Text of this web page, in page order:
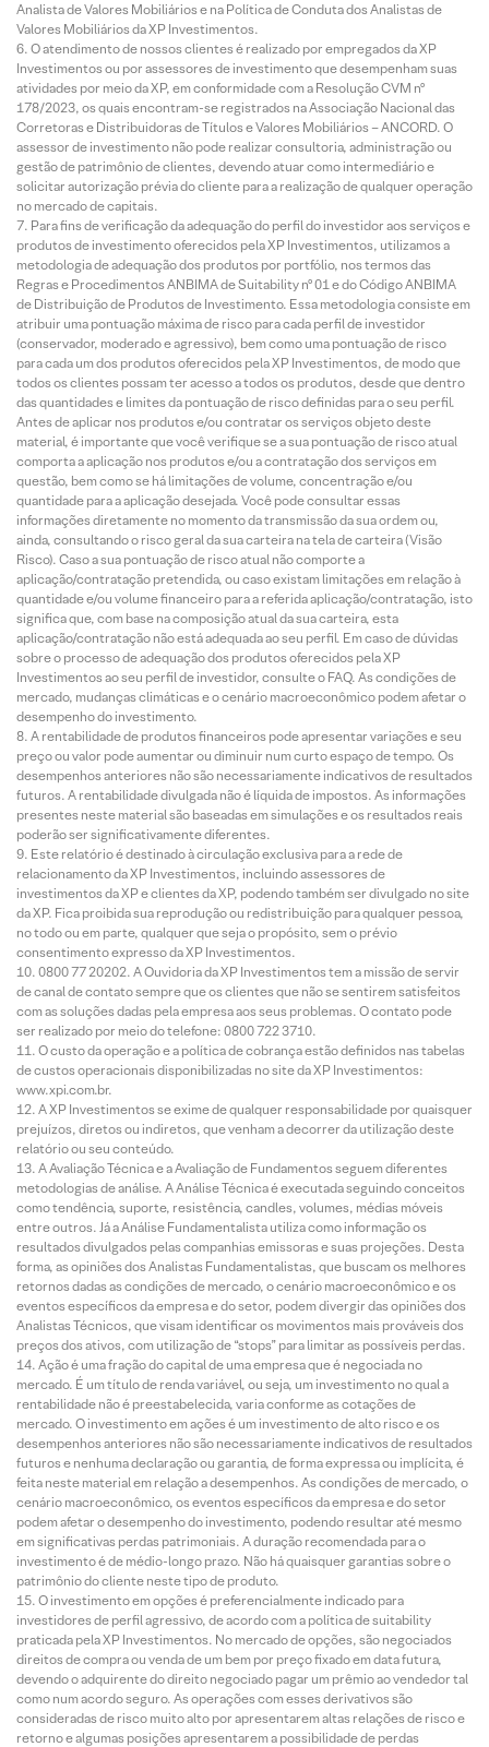
Analista de Valores Mobiliários e na Política de Conduta dos Analistas de
Valores Mobiliários da XP Investimentos.
O atendimento de nossos clientes é realizado por empregados da XP
Investimentos ou por assessores de investimento que desempenham suas
atividades por meio da XP, em conformidade com a Resolução CVM nº
178/2023, os quais encontram-se registrados na Associação Nacional das
Corretoras e Distribuidoras de Títulos e Valores Mobiliários – ANCORD. O
assessor de investimento não pode realizar consultoria, administração ou
gestão de patrimônio de clientes, devendo atuar como intermediário e
solicitar autorização prévia do cliente para a realização de qualquer operação
no mercado de capitais.
Para fins de verificação da adequação do perfil do investidor aos serviços e
produtos de investimento oferecidos pela XP Investimentos, utilizamos a
metodologia de adequação dos produtos por portfólio, nos termos das
Regras e Procedimentos ANBIMA de Suitability nº 01 e do Código ANBIMA
de Distribuição de Produtos de Investimento. Essa metodologia consiste em
atribuir uma pontuação máxima de risco para cada perfil de investidor
(conservador, moderado e agressivo), bem como uma pontuação de risco
para cada um dos produtos oferecidos pela XP Investimentos, de modo que
todos os clientes possam ter acesso a todos os produtos, desde que dentro
das quantidades e limites da pontuação de risco definidas para o seu perfil.
Antes de aplicar nos produtos e/ou contratar os serviços objeto deste
material, é importante que você verifique se a sua pontuação de risco atual
comporta a aplicação nos produtos e/ou a contratação dos serviços em
questão, bem como se há limitações de volume, concentração e/ou
quantidade para a aplicação desejada. Você pode consultar essas
informações diretamente no momento da transmissão da sua ordem ou,
ainda, consultando o risco geral da sua carteira na tela de carteira (Visão
Risco). Caso a sua pontuação de risco atual não comporte a
aplicação/contratação pretendida, ou caso existam limitações em relação à
quantidade e/ou volume financeiro para a referida aplicação/contratação, isto
significa que, com base na composição atual da sua carteira, esta
aplicação/contratação não está adequada ao seu perfil. Em caso de dúvidas
sobre o processo de adequação dos produtos oferecidos pela XP
Investimentos ao seu perfil de investidor, consulte o FAQ. As condições de
mercado, mudanças climáticas e o cenário macroeconômico podem afetar o
desempenho do investimento.
A rentabilidade de produtos financeiros pode apresentar variações e seu
preço ou valor pode aumentar ou diminuir num curto espaço de tempo. Os
desempenhos anteriores não são necessariamente indicativos de resultados
futuros. A rentabilidade divulgada não é líquida de impostos. As informações
presentes neste material são baseadas em simulações e os resultados reais
poderão ser significativamente diferentes.
Este relatório é destinado à circulação exclusiva para a rede de
relacionamento da XP Investimentos, incluindo assessores de
investimentos da XP e clientes da XP, podendo também ser divulgado no site
da XP. Fica proibida sua reprodução ou redistribuição para qualquer pessoa,
no todo ou em parte, qualquer que seja o propósito, sem o prévio
consentimento expresso da XP Investimentos.
0800 77 20202. A Ouvidoria da XP Investimentos tem a missão de servir
de canal de contato sempre que os clientes que não se sentirem satisfeitos
com as soluções dadas pela empresa aos seus problemas. O contato pode
ser realizado por meio do telefone: 0800 722 3710.
O custo da operação e a política de cobrança estão definidos nas tabelas
de custos operacionais disponibilizadas no site da XP Investimentos:
www.xpi.com.br.
A XP Investimentos se exime de qualquer responsabilidade por quaisquer
prejuízos, diretos ou indiretos, que venham a decorrer da utilização deste
relatório ou seu conteúdo.
A Avaliação Técnica e a Avaliação de Fundamentos seguem diferentes
metodologias de análise. A Análise Técnica é executada seguindo conceitos
como tendência, suporte, resistência, candles, volumes, médias móveis
entre outros. Já a Análise Fundamentalista utiliza como informação os
resultados divulgados pelas companhias emissoras e suas projeções. Desta
forma, as opiniões dos Analistas Fundamentalistas, que buscam os melhores
retornos dadas as condições de mercado, o cenário macroeconômico e os
eventos específicos da empresa e do setor, podem divergir das opiniões dos
Analistas Técnicos, que visam identificar os movimentos mais prováveis dos
preços dos ativos, com utilização de “stops” para limitar as possíveis perdas.
Ação é uma fração do capital de uma empresa que é negociada no
mercado. É um título de renda variável, ou seja, um investimento no qual a
rentabilidade não é preestabelecida, varia conforme as cotações de
mercado. O investimento em ações é um investimento de alto risco e os
desempenhos anteriores não são necessariamente indicativos de resultados
futuros e nenhuma declaração ou garantia, de forma expressa ou implícita, é
feita neste material em relação a desempenhos. As condições de mercado, o
cenário macroeconômico, os eventos específicos da empresa e do setor
podem afetar o desempenho do investimento, podendo resultar até mesmo
em significativas perdas patrimoniais. A duração recomendada para o
investimento é de médio-longo prazo. Não há quaisquer garantias sobre o
patrimônio do cliente neste tipo de produto.
O investimento em opções é preferencialmente indicado para
investidores de perfil agressivo, de acordo com a política de suitability
praticada pela XP Investimentos. No mercado de opções, são negociados
direitos de compra ou venda de um bem por preço fixado em data futura,
devendo o adquirente do direito negociado pagar um prêmio ao vendedor tal
como num acordo seguro. As operações com esses derivativos são
consideradas de risco muito alto por apresentarem altas relações de risco e
retorno e algumas posições apresentarem a possibilidade de perdas